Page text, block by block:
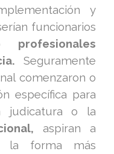
y
funcionarios
profesionales
Seguramente
comenzaron o
específica para
judicatura o la
aspiran a
la forma más